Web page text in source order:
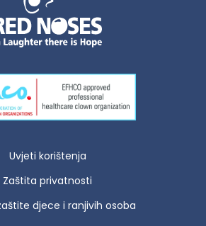
Uvjeti korištenja
Zaštita privatnosti
djece i ranjivih osoba